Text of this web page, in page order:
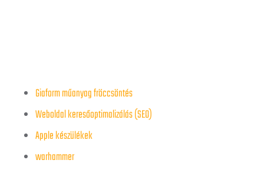
Giaform műanyag fröccsöntés
Weboldal keresőoptimalizálás (SEO)
Apple készülékek
warhammer